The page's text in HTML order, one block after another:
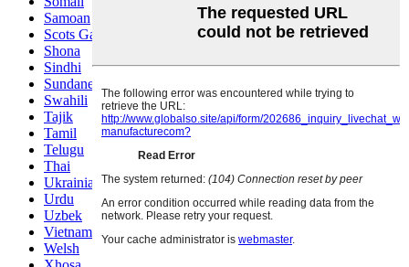
Samoan
Scots Gaelic
Shona
Sindhi
Sundanese
Swahili
Tajik
Tamil
Telugu
Thai
Ukrainian
Urdu
Uzbek
Vietnamese
Welsh